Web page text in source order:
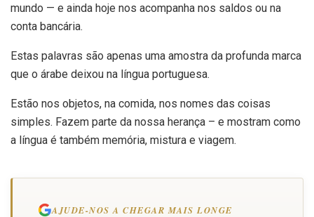
mundo — e ainda hoje nos acompanha nos saldos ou na
conta bancária.
Estas palavras são apenas uma amostra da profunda marca
que o árabe deixou na língua portuguesa.
Estão nos objetos, na comida, nos nomes das coisas
simples. Fazem parte da nossa herança – e mostram como
a língua é também memória, mistura e viagem.
AJUDE-NOS A CHEGAR MAIS LONGE